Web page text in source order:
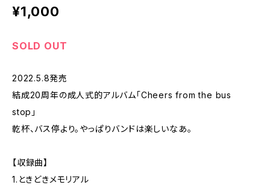
¥1,000
SOLD OUT
2022.5.8発売
結成20周年の成人式的アルバム「Cheers from the bus
stop」
乾杯、バス停より。やっぱりバンドは楽しいなあ。
【収録曲】
1.ときどきメモリアル